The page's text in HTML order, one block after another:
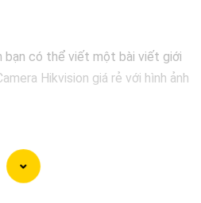
bạn có thể viết một bài viết giới
Hikvision giá rẻ với hình ảnh
ninh hiệu quả và chi phí phải
nghiệp của mình? Hãy cân nhắc